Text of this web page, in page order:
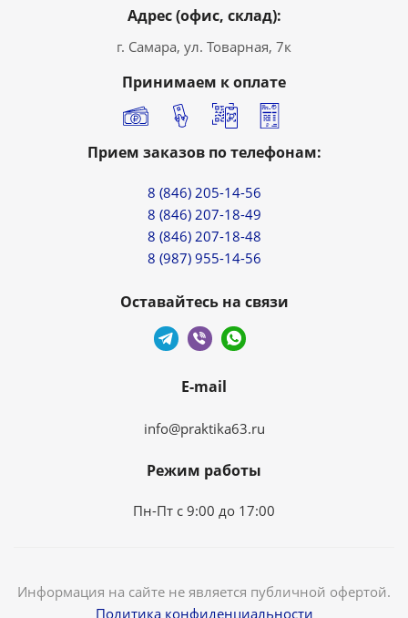
Адрес (офис, склад):
г. Самара, ул. Товарная, 7к
Принимаем к оплате
Прием заказов по телефонам:
8 (846) 205-14-56
8 (846) 207-18-49
8 (846) 207-18-48
8 (987) 955-14-56
Оставайтесь на связи
E-mail
info@praktika63.ru
Режим работы
Пн-Пт с 9:00 до 17:00
Информация на сайте не является публичной офертой.
Политика конфиденциальности